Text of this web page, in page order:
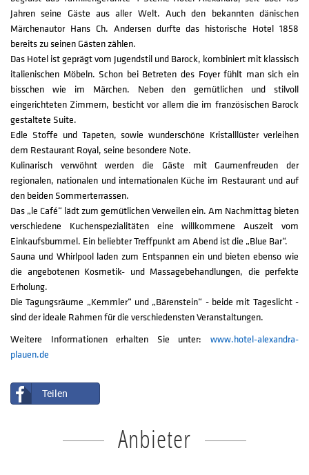
Jahren seine Gäste aus aller Welt. Auch den bekannten dänischen
Märchenautor Hans Ch. Andersen durfte das historische Hotel 1858
bereits zu seinen Gästen zählen.
Das Hotel ist geprägt vom Jugendstil und Barock, kombiniert mit klassisch
italienischen Möbeln. Schon bei Betreten des Foyer fühlt man sich ein
bisschen wie im Märchen. Neben den gemütlichen und stilvoll
eingerichteten Zimmern, besticht vor allem die im französischen Barock
gestaltete Suite.
Edle Stoffe und Tapeten, sowie wunderschöne Kristalllüster verleihen
dem Restaurant Royal, seine besondere Note.
Kulinarisch verwöhnt werden die Gäste mit Gaumenfreuden der
regionalen, nationalen und internationalen Küche im Restaurant und auf
den beiden Sommerterrassen.
Das „le Café“ lädt zum gemütlichen Verweilen ein. Am Nachmittag bieten
verschiedene Kuchenspezialitäten eine willkommene Auszeit vom
Einkaufsbummel. Ein beliebter Treffpunkt am Abend ist die „Blue Bar“.
Sauna und Whirlpool laden zum Entspannen ein und bieten ebenso wie
die angebotenen Kosmetik- und Massagebehandlungen, die perfekte
Erholung.
Die Tagungsräume „Kemmler“ und „Bärenstein“ - beide mit Tageslicht -
sind der ideale Rahmen für die verschiedensten Veranstaltungen.
Weitere Informationen erhalten Sie unter: www.hotel-alexandra-
plauen.de
Teilen
Anbieter